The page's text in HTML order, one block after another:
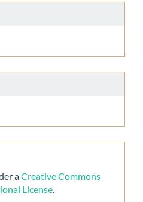
aCreative Commons
License